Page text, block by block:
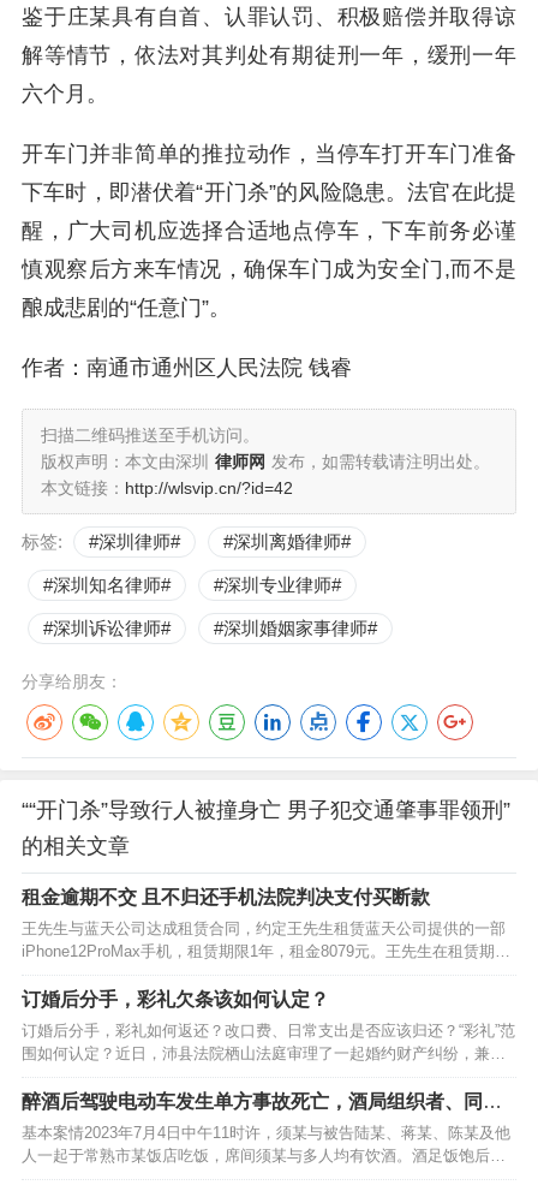
鉴于庄某具有自首、认罪认罚、积极赔偿并取得谅
解等情节，依法对其判处有期徒刑一年，缓刑一年
六个月。
开车门并非简单的推拉动作，当停车打开车门准备
下车时，即潜伏着“开门杀”的风险隐患。法官在此提
醒，广大司机应选择合适地点停车，下车前务必谨
慎观察后方来车情况，确保车门成为安全门,而不是
酿成悲剧的“任意门”。
作者：南通市通州区人民法院 钱睿
扫描二维码推送至手机访问。
版权声明：本文由深圳 律师网 发布，如需转载请注明出处。
本文链接： http://wlsvip.cn/?id=42
标签: #深圳律师# #深圳离婚律师#
#深圳知名律师# #深圳专业律师#
#深圳诉讼律师# #深圳婚姻家事律师#
分享给朋友：
““开门杀”导致行人被撞身亡 男子犯交通肇事罪领刑”
的相关文章
租金逾期不交 且不归还手机法院判决支付买断款
王先生与蓝天公司达成租赁合同，约定王先生租赁蓝天公司提供的一部
iPhone12ProMax手机，租赁期限1年，租金8079元。王先生在租赁期满
前又续租7个月，月租金不变，但王先生逾期未付租金，亦未返还手机。
后蓝天公司将王先生诉至法院，要求王先生支付买断款5167.32元并赔偿
违约金5050元。海淀法…
订婚后分手，彩礼欠条该如何认定？
订婚后分手，彩礼如何返还？改口费、日常支出是否应该归还？“彩礼”范
围如何认定？近日，沛县法院栖山法庭审理了一起婚约财产纠纷，兼顾
公平与人情作出判决，倡导“让彩礼归于礼，婚姻始于爱”。基本案情
2023年10月，李某和王某相识并确定恋爱关系，2024年1月，双方举行
订婚仪式，但之后双方并未办理结婚登记手…
醉酒后驾驶电动车发生单方事故死亡，酒局组织者、同饮
人需担责吗？
基本案情2023年7月4日中午11时许，须某与被告陆某、蒋某、陈某及他
人一起于常熟市某饭店吃饭，席间须某与多人均有饮酒。酒足饭饱后，
须某驾驶二轮电动车离开饭店。直至下午13时39分许，须某驾驶的二轮